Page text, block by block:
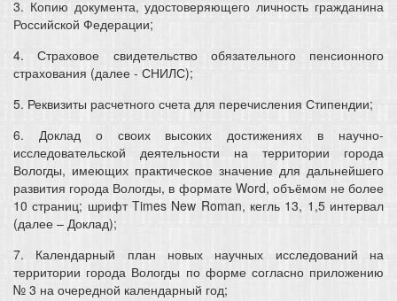
3. Копию документа, удостоверяющего личность гражданина
Российской Федерации;
4. Страховое свидетельство обязательного пенсионного
страхования (далее - СНИЛС);
5. Реквизиты расчетного счета для перечисления Стипендии;
6. Доклад о своих высоких достижениях в научно-
исследовательской деятельности на территории города
Вологды, имеющих практическое значение для дальнейшего
развития города Вологды, в формате Word, объёмом не более
10 страниц; шрифт Times New Roman, кегль 13, 1,5 интервал
(далее – Доклад);
7. Календарный план новых научных исследований на
территории города Вологды по форме согласно приложению
№ 3 на очередной календарный год;